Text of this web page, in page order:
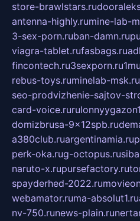
store-brawlstars.ru
antenna-highly.rumine-lab-
3-sex-porn.ruban-damn.ru
viagra-tablet.rufasbags.ru
fincontech.ru3sexporn.ru
rebus-toys.ruminelab-msk.ru
seo-prodvizhenie-sajtov-
card-voice.ru
domizbrusa-9x12spb.ru
a380club.ruargentinamia.ru
perk-oka.rug-octopus.ru
naruto-x.rupursefactory.ru
spayderhed-2022.ru
webamator.ruma-absolut1.ru
nv-750.runews-plain.ru